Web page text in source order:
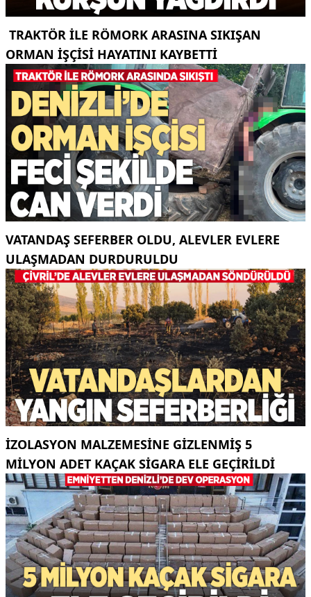
TRAKTÖR ILE RÖMORK ARASINA SIKIŞAN
ORMAN IŞÇISI HAYATINI KAYBETTI
VATANDAŞ SEFERBER OLDU, ALEVLER EVLERE
ULAŞMADAN DURDURULDU
İZOLASYON MALZEMESINE GIZLENMIŞ 5
MILYON ADET KAÇAK SIGARA ELE GEÇIRILDI